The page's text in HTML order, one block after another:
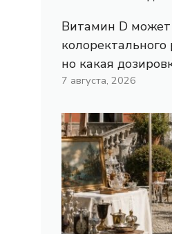
Витамин D
но какая
7 августа, 2026